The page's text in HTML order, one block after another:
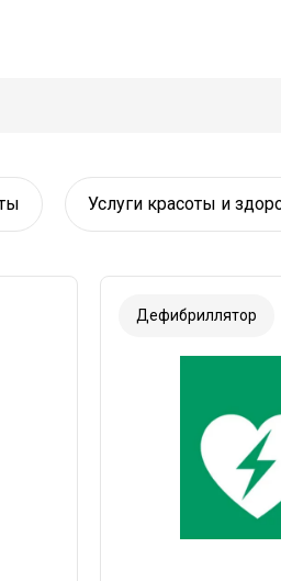
Услуги красоты и
Дефибриллятор